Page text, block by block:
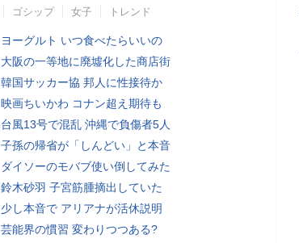
ゴシップ 女子 トレンド
ヨーグルト いつ食べたらいいの
大阪の一等地に廃墟化した商店街
韓国サッカー協 邦人に性接待か
映画ちいかわ コナン超え期待も
台風13号で混乱 沖縄で負傷者5人
子孫の帰省が「しんどい」と本音
ダイソーのモバブ使い倒してみた
鈴木砂羽 子宮筋腫摘出していた
少し本音で アリアナが活休説明
芸能界の慣習 変わりつつある?